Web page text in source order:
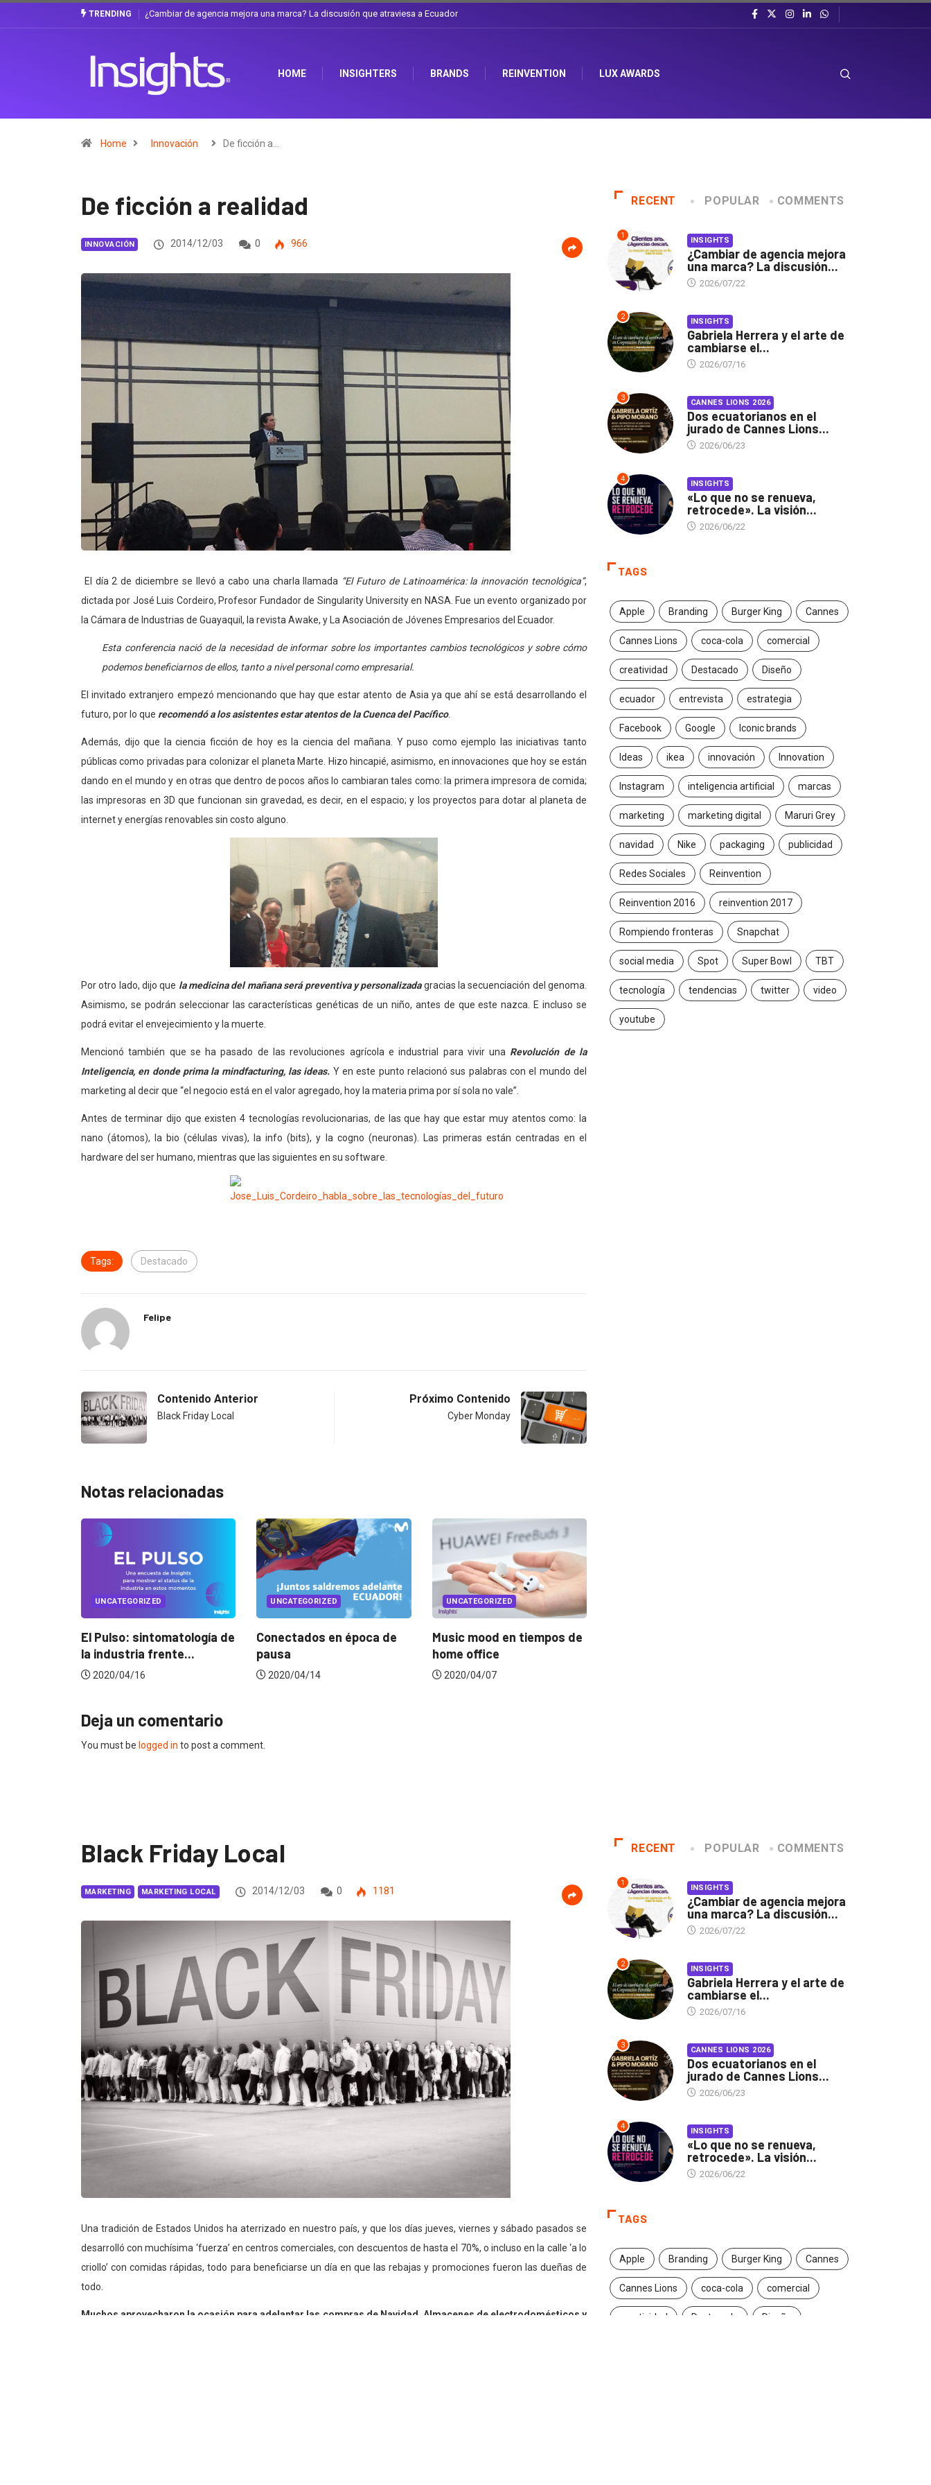
TRENDING Gabriela Herrera y el arte de cambiarse el sombrero en Corporación Favorita
HOME INSIGHTERS BRANDS REINVENTION LUX AWARDS
Home Innovación De ficción a…
De ficción a realidad
INNOVACIÓN 2014/12/03 0 966
El día 2 de diciembre se llevó a cabo una charla llamada “El Futuro de Latinoamérica: la innovación tecnológica”,
dictada por José Luis Cordeiro, Profesor Fundador de Singularity University en NASA. Fue un evento organizado por
la Cámara de Industrias de Guayaquil, la revista Awake, y La Asociación de Jóvenes Empresarios del Ecuador.
Esta conferencia nació de la necesidad de informar sobre los importantes cambios tecnológicos y sobre cómo
podemos beneficiarnos de ellos, tanto a nivel personal como empresarial.
El invitado extranjero empezó mencionando que hay que estar atento de Asia ya que ahí se está desarrollando el
futuro, por lo que recomendó a los asistentes estar atentos de la Cuenca del Pacífico.
Además, dijo que la ciencia ficción de hoy es la ciencia del mañana. Y puso como ejemplo las iniciativas tanto
públicas como privadas para colonizar el planeta Marte. Hizo hincapié, asimismo, en innovaciones que hoy se están
dando en el mundo y en otras que dentro de pocos años lo cambiaran tales como: la primera impresora de comida;
las impresoras en 3D que funcionan sin gravedad, es decir, en el espacio; y los proyectos para dotar al planeta de
internet y energías renovables sin costo alguno.
Por otro lado, dijo que la medicina del mañana será preventiva y personalizadagracias la secuenciación del genoma.
Asimismo, se podrán seleccionar las características genéticas de un niño, antes de que este nazca. E incluso se
podrá evitar el envejecimiento y la muerte.
Mencionó también que se ha pasado de las revoluciones agrícola e industrial para vivir una Revolución de la
Inteligencia, en donde prima la mindfacturing, las ideas. Y en este punto relacionó sus palabras con el mundo del
marketing al decir que “el negocio está en el valor agregado, hoy la materia prima por sí sola no vale”.
Antes de terminar dijo que existen 4 tecnologías revolucionarias, de las que hay que estar muy atentos como: la
nano (átomos), la bio (células vivas), la info (bits), y la cogno (neuronas). Las primeras están centradas en el
hardware del ser humano, mientras que las siguientes en su software.
Tags: Destacado
Felipe
Contenido Anterior
Black Friday Local
Próximo Contenido
Cyber Monday
Notas relacionadas
UNCATEGORIZED
Conectados en época de
pausa
2020/04/14
UNCATEGORIZED
Music mood en tiempos de
home office
2020/04/07
UNCATEGORIZED
El Pulso: sintomatología de
la industria frente...
2020/04/16
Deja un comentario
You must be logged in to post a comment.
RECENT POPULAR COMMENTS
1 INSIGHTS
¿Cambiar de agencia mejora
una marca? La discusión...
2026/07/22
2 INSIGHTS
Gabriela Herrera y el arte de
cambiarse el...
2026/07/16
3 CANNES LIONS 2026
Dos ecuatorianos en el
jurado de Cannes Lions...
2026/06/23
4 INSIGHTS
«Lo que no se renueva,
retrocede». La visión...
2026/06/22
TAGS
Apple Branding Burger King Cannes
Cannes Lions coca-cola comercial
creatividad Destacado Diseño
ecuador entrevista estrategia
Facebook Google Iconic brands
Ideas ikea innovación Innovation
Instagram inteligencia artificial marcas
marketing marketing digital Maruri Grey
navidad Nike packaging publicidad
Redes Sociales Reinvention
Reinvention 2016 reinvention 2017
Rompiendo fronteras Snapchat
social media Spot Super Bowl TBT
tecnología tendencias twitter video
youtube
Black Friday Local
MARKETING MARKETING LOCAL 2014/12/03 0 1181
Una tradición de Estados Unidos ha aterrizado en nuestro país, y que los días jueves, viernes y sábado pasados se
desarrolló con muchísima ‘fuerza’ en centros comerciales, con descuentos de hasta el 70%, o incluso en la calle ‘a lo
criollo’ con comidas rápidas, todo para beneficiarse un día en que las rebajas y promociones fueron las dueñas de
todo.
Muchos aprovecharon la ocasión para adelantar las compras de Navidad. Almacenes de electrodomésticos y
RECENT POPULAR COMMENTS
1 INSIGHTS
¿Cambiar de agencia mejora
una marca? La discusión...
2026/07/22
2 INSIGHTS
Gabriela Herrera y el arte de
cambiarse el...
2026/07/16
3 CANNES LIONS 2026
Dos ecuatorianos en el
jurado de Cannes Lions...
2026/06/23
4 INSIGHTS
«Lo que no se renueva,
retrocede». La visión...
2026/06/22
TAGS
Apple Branding Burger King Cannes
Cannes Lions coca-cola comercial
creatividad Destacado Diseño